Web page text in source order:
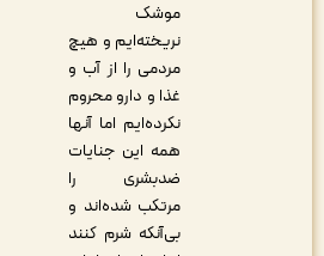
نریخته‌ایم و هیچ
مردمی را از آب و
غذا و دارو محروم
نکرده‌ایم اما آنها
همه این جنایات
ضدبشری را
مرتکب شده‌اند و
بی‌آنکه شرم کنند